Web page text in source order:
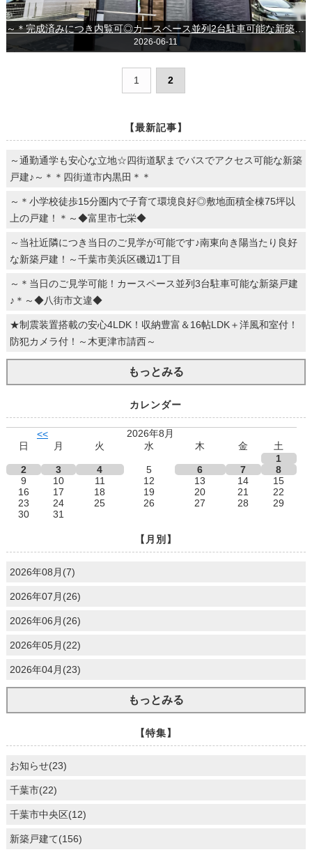
～＊完成済みにつき内覧可◎カースペース並列2台駐車可能な新築戸建♪＊～◆グラファーレ成田市郷部◆
2026-06-11
1 2
【最新記事】
～通勤通学も安心な立地☆四街道駅までバスでアクセス可能な新築
戸建♪～＊＊四街道市内黒田＊＊
～＊小学校徒歩15分圏内で子育て環境良好◎敷地面積全棟75坪以
上の戸建！＊～◆富里市七栄◆
～当社近隣につき当日のご見学が可能です♪南東向き陽当たり良好
な新築戸建！～千葉市美浜区磯辺1丁目
～＊当日のご見学可能！カースペース並列3台駐車可能な新築戸建
♪＊～◆八街市文違◆
★制震装置搭載の安心4LDK！収納豊富＆16帖LDK＋洋風和室付！
防犯カメラ付！～木更津市請西～
もっとみる
カレンダー
<<
2026年8月
日
月 火 水 木 金
土
1
2
3 4 5 6 7
8
9
10 11 12 13 14
15
16
17 18 19 20 21
22
23
24 25 26 27 28
29
30
31
【月別】
2026年08月(7)
2026年07月(26)
2026年06月(26)
2026年05月(22)
2026年04月(23)
もっとみる
【特集】
お知らせ(23)
千葉市(22)
千葉市中央区(12)
新築戸建て(156)